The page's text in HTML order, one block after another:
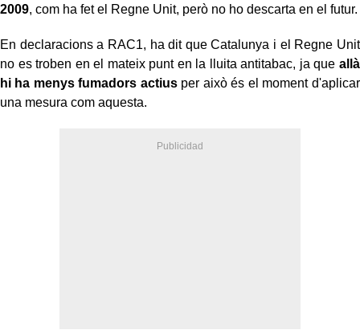
2009, com ha fet el Regne Unit, però no ho descarta en el futur.
En declaracions a RAC1, ha dit que Catalunya i el Regne Unit
no es troben en el mateix punt en la lluita antitabac, ja que allà
hi ha menys fumadors actiusper això és el moment d'aplicar
una mesura com aquesta.